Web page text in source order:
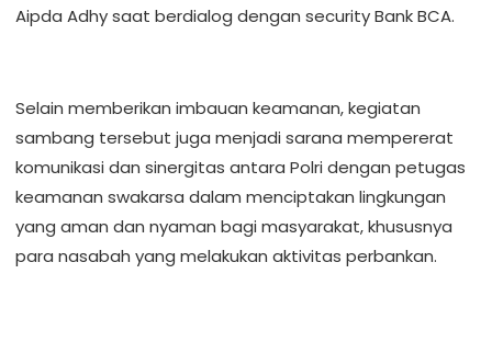
Aipda Adhy saat berdialog dengan security Bank BCA.
Selain memberikan imbauan keamanan, kegiatan
sambang tersebut juga menjadi sarana mempererat
komunikasi dan sinergitas antara Polri dengan petugas
keamanan swakarsa dalam menciptakan lingkungan
yang aman dan nyaman bagi masyarakat, khususnya
para nasabah yang melakukan aktivitas perbankan.